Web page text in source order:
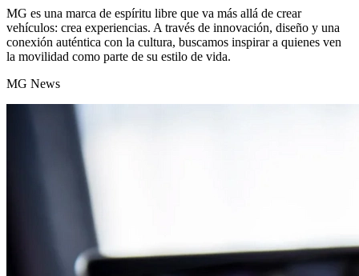
MG es una marca de espíritu libre que va más allá de crear
vehículos: crea experiencias. A través de innovación, diseño y una
conexión auténtica con la cultura, buscamos inspirar a quienes ven
la movilidad como parte de su estilo de vida.
MG News